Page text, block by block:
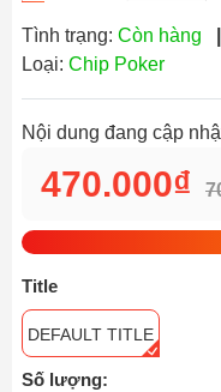
Tình trạng: Còn hàng
Loại: Chip Poker
Nội dung đang cập
470.000₫
Title
DEFAULT TITLE
Số lượng: